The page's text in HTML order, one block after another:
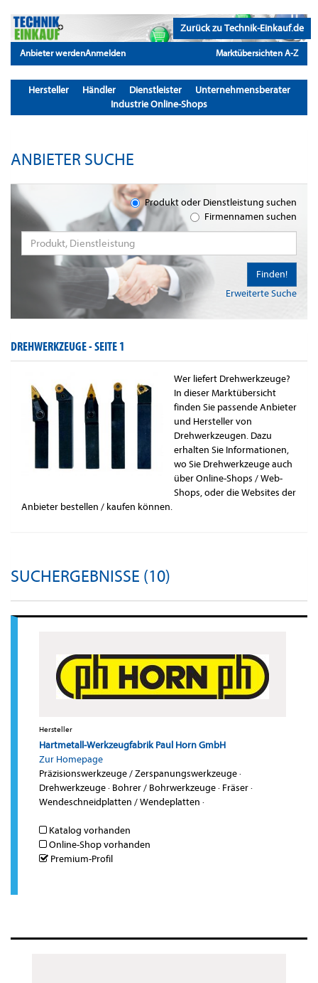
Zurück zu Technik-Einkauf.de
Anbieter werdenAnmelden Marktübersichten A-Z
Hersteller Händler Dienstleister
Unternehmensberater
Industrie Online-Shops
ANBIETER SUCHE
Produkt oder Dienstleistung suchen
Firmennamen suchen
Erweiterte Suche
Finden!
DREHWERKZEUGE -SEITE 1
Wer liefert Drehwerkzeuge?
In dieser Marktübersicht
finden Sie passende Anbieter
und Hersteller von
Drehwerkzeugen. Dazu
erhalten Sie Informationen,
wo Sie Drehwerkzeuge auch
über Online-Shops / Web-
Shops, oder die Websites der
Anbieter bestellen / kaufen können.
SUCHERGEBNISSE (10)
Hersteller
Hartmetall-Werkzeugfabrik Paul Horn GmbH
Zur Homepage
Präzisionswerkzeuge / Zerspanungswerkzeuge·
Drehwerkzeuge· Bohrer / Bohrwerkzeuge· Fräser·
Wendeschneidplatten / Wendeplatten ·
Katalog vorhanden
Online-Shop vorhanden
Premium-Profil